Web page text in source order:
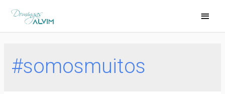
#somosmuitos